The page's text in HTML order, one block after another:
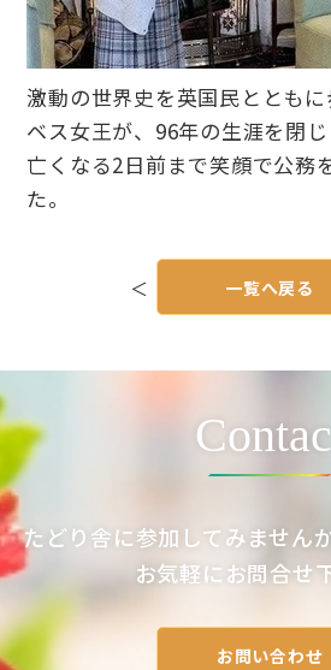
激動の世界史を英国民ととも
ベス女王が、96年の生涯を閉じ
亡くなる2日前まで笑顔で公務
た。
シ
＜ 一覧へ戻る
たどり舎に参加してみません
お気軽にお問合せ
お問い合わせ